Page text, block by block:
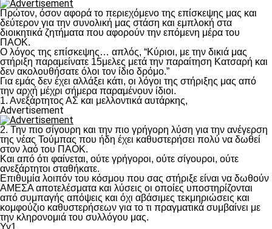
Πρώτον, όσον αφορά το περιεχόμενο της επίσκεψης μας και
δεύτερον για την συνολική μας στάση και εμπλοκή στα
διοικητικά ζητήματα που αφορούν την επόμενη μέρα του
ΠΑΟΚ.
Ο λόγος της επίσκεψης… απλός, “Κύριοι, με την δικιά μας
στήριξη παραμείνατε 15μελες μετά την παραίτηση Κατσαρή και
δεν ακολουθήσατε όλοι τον ίδιο δρόμο.”
Για εμάς δεν έχει αλλάξει κάτι, οι λόγοι της στήριξης μας από
την αρχή μέχρι σήμερα παραμένουν ίδιοι.
1. Ανεξάρτητος ΑΣ και μελλοντικά αυτάρκης,
Advertisement
2. Την πιο σίγουρη και την πιο γρήγορη λύση για την ανέγερση
της νέας Τούμπας που ήδη έχει καθυστερήσει πολύ να δωθεί
στον λαό του ΠΑΟΚ.
Και από ότι φαίνεται, ούτε γρήγοροι, ούτε σίγουροι, ούτε
ανεξάρτητοι σταθήκατε.
Επιθυμία λοιπόν του κόσμου που σας στήριξε είναι να δωθούν
ΑΜΕΣΑ αποτελέσματα και λύσεις οι οποίες υποστηρίζονται
από συμπαγής απόψεις και όχι αβάσιμες τεκμηριώσεις και
κομφούζιο καθυστερήσεων για το τι πραγματικά συμβαίνει με
την κληρονομιά του συλλόγου μας.
Υγ1